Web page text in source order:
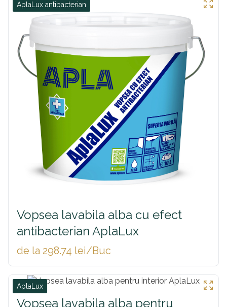
AplaLux antibacterian
Vopsea lavabila alba cu efect
antibacterian AplaLux
de la 298.74 lei/Buc
AplaLux
Vopsea lavabila alba pentru